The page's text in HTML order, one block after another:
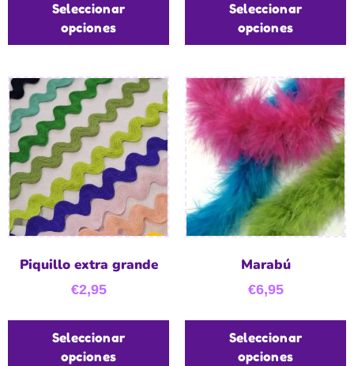
Seleccionar
opciones
Seleccionar
opciones
Piquillo extra grande
€2,95
Seleccionar
opciones
Marabú
€6,95
Seleccionar
opciones